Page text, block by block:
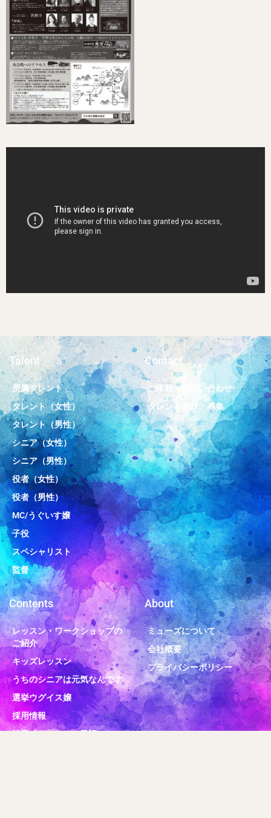
Talent
所属タレント
タレント（女性）
タレント（男性）
シニア（女性）
シニア（男性）
役者（女性）
役者（男性）
MC/うぐいす嬢
子役
スペシャリスト
監督
Contact
ご依頼・お問い合わせ
タレント登録・募集
Contents
レッスン・ワークショップの
ご紹介
キッズレッスン
うちのシニアは元気なんです
選挙ウグイス嬢
採用情報
社長「みおねぇ」日記
About
ミューズについて
会社概要
プライバシーポリシー